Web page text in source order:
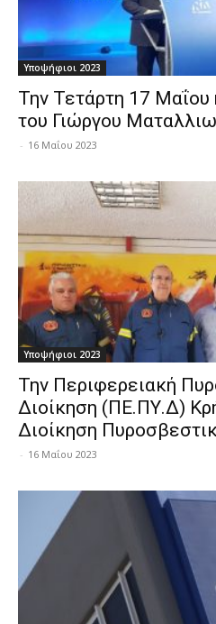
Υποψήφιοι 2023
Την Τετάρτη 17 Μαΐου
του Γιώργου
- 16 Μαΐου 2023
Υποψήφιοι 2023
Την Περιφερειακή
Διοίκηση (ΠΕ.ΠΥ.Δ)
Διοίκηση
- 16 Μαΐου 2023